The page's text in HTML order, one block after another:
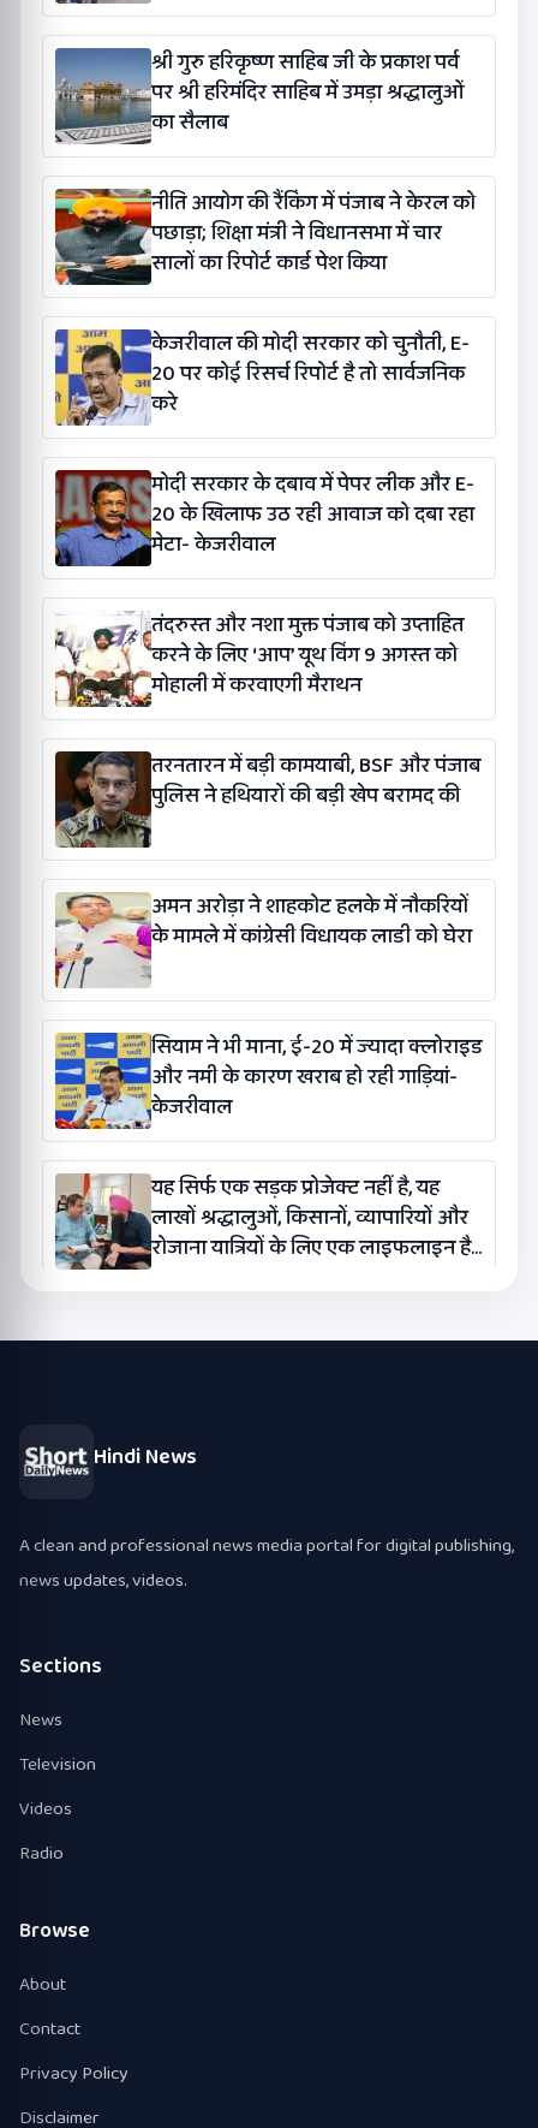
श्री गुरु हरिकृष्ण साहिब जी के प्रकाश पर्व
पर श्री हरिमंदिर साहिब में उमड़ा श्रद्धालुओं
का सैलाब
नीति आयोग की रैंकिंग में पंजाब ने केरल को
पछाड़ा; शिक्षा मंत्री ने विधानसभा में चार
सालों का रिपोर्ट कार्ड पेश किया
केजरीवाल की मोदी सरकार को चुनौती, E-
20 पर कोई रिसर्च रिपोर्ट है तो सार्वजनिक
करे
मोदी सरकार के दबाव में पेपर लीक और E-
20 के खिलाफ उठ रही आवाज को दबा रहा
मेटा- केजरीवाल
तंदरुस्त और नशा मुक्त पंजाब को उप्ताहित
करने के लिए ‘आप’ यूथ विंग 9 अगस्त को
मोहाली में करवाएगी मैराथन
तरनतारन में बड़ी कामयाबी, BSF और पंजाब
पुलिस ने हथियारों की बड़ी खेप बरामद की
अमन अरोड़ा ने शाहकोट हलके में नौकरियों
के मामले में कांग्रेसी विधायक लाडी को घेरा
सियाम ने भी माना, ई-20 में ज्यादा क्लोराइड
और नमी के कारण खराब हो रही गाड़ियां-
केजरीवाल
यह सिर्फ एक सड़क प्रोजेक्ट नहीं है, यह
लाखों श्रद्धालुओं, किसानों, व्यापारियों और
रोजाना यात्रियों के लिए एक लाइफलाइन है:
Hindi News
A clean and professional news media portal for digital publishing,
news updates, videos.
Sections
News
Television
Videos
Radio
Browse
About
Contact
Privacy Policy
Disclaimer